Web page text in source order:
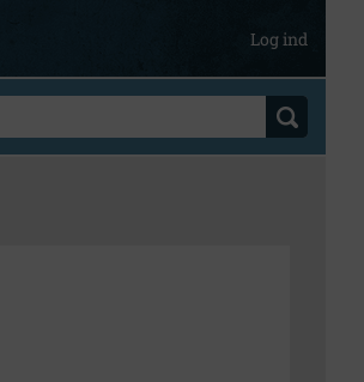
Log ind